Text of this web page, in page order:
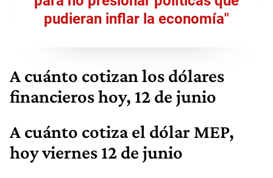
pudieran inflar la economía"
A cuánto cotizan los dólares
financieros hoy, 12 de junio
A cuánto cotiza el dólar MEP,
hoy viernes 12 de junio